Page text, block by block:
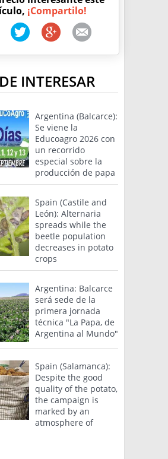
¡Compartilo!
INTERESAR
Argentina (Balcarce):
Se viene la
Educoagro 2026 con
un recorrido
especial sobre la
producción de papa
Spain (Castile and
León): Alternaria
spreads while the
beetle population
decreases in potato
crops
Argentina: Balcarce
será sede de la
primera jornada
técnica "La Papa, de
Argentina al Mundo"
Spain (Salamanca):
Despite the good
quality of the potato,
the campaign is
marked by an
atmosphere of